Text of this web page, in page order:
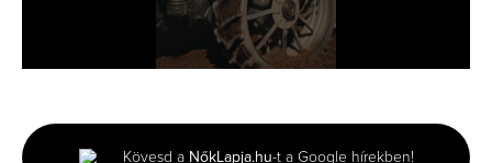
seconds
Kövesd a NőkLapja.hu-t a Google hírekben!